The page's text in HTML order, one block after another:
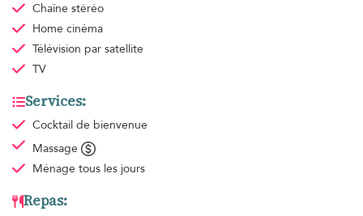
Chaîne stéréo
Home cinéma
Télévision par satellite
TV
Services:
Cocktail de bienvenue
Massage
Ménage tous les jours
Repas: